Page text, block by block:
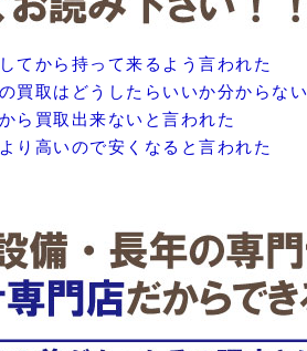
てから持って来るよう言われた
買取はどうしたらいいか分からない
ら買取出来ないと言われた
り高いので安くなると言われた